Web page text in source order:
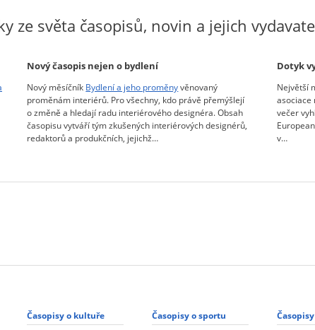
ze světa časopisů, novin a jejich
Nový časopis nejen o bydlení
Nový měsíčník Bydlení a jeho proměnyvěnovaný
proměnám interiérů. Pro všechny, kdo právě přemýšlejí
o změně a hledají radu interiérového designéra. Obsah
časopisu vytváří tým zkušených interiérových designérů,
redaktorů a produkčních, jejichž…
Dotyk
Největší
asociace
večer
v…
Časopisy o kultuře Časopisy o sportu